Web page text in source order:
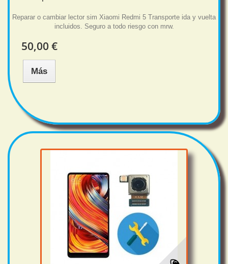
Reparar o cambiar lector sim Xiaomi Redmi 5 Transporte ida y vuelta
incluidos. Seguro a todo riesgo con mrw.
50,00 €
Más